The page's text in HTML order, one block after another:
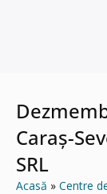
Caraș-
SRL
Acasă
Centre